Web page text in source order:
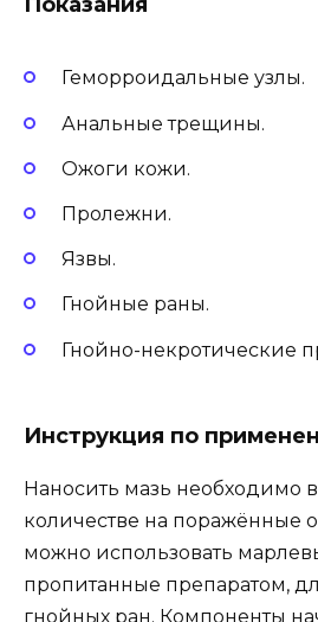
Геморроидальные узлы.
Анальные трещины.
Ожоги кожи.
Пролежни.
Язвы.
Гнойные раны.
Гнойно-некротические
Инструкция по
Наносить мазь необходимо
количестве на поражённые
можно использовать
пропитанные препаратом,
гнойных ран. Компоненты